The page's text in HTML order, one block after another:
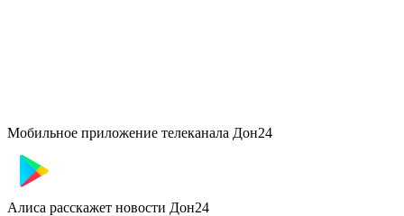
Мобильное приложение телеканала Дон24
Алиса расскажет новости Дон24